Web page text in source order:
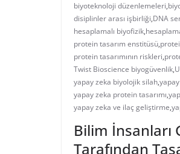
biyoteknoloji düzenlemeleri,
disiplinler arası işbirliği,DNA
hesaplamalı biyofizik,
protein tasarım enstitüsü,
protein tasarımının riskleri,
Twist Bioscience biyogüvenlik,
yapay zeka biyolojik silah,
yapay zeka protein tasarımı,
yapay zeka ve ilaç geliştirme,
Bilim İnsanları
Tarafından